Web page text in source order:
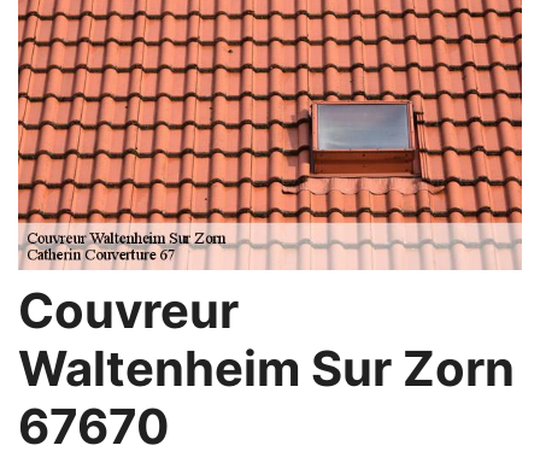
Couvreur
Waltenheim Sur Zorn
67670